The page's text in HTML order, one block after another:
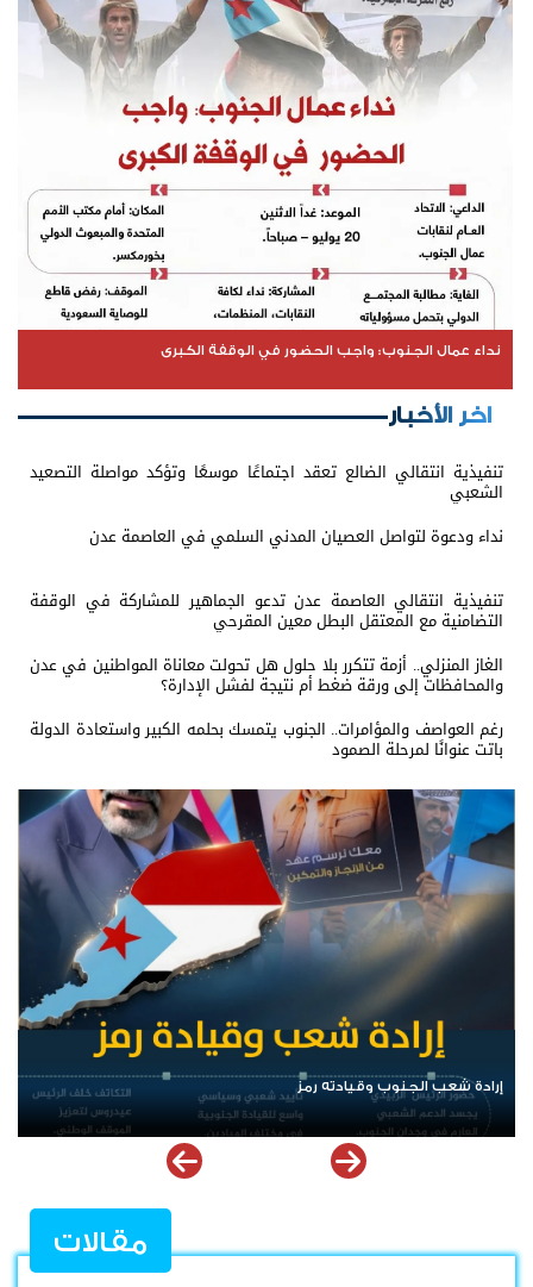
نداء عمال الجنوب: واجب الحضور في الوقفة الكبرى
اخر الأخبار
تنفيذية انتقالي الضالع تعقد اجتماعًا موسعًا وتؤكد مواصلة التصعيد
الشعبي
نداء ودعوة لتواصل العصيان المدني السلمي في العاصمة عدن
تنفيذية انتقالي العاصمة عدن تدعو الجماهير للمشاركة في الوقفة
التضامنية مع المعتقل البطل معين المقرحي
الغاز المنزلي.. أزمة تتكرر بلا حلول هل تحولت معاناة المواطنين في عدن
والمحافظات إلى ورقة ضغط أم نتيجة لفشل الإدارة؟
رغم العواصف والمؤامرات.. الجنوب يتمسك بحلمه الكبير واستعادة الدولة
باتت عنوانًا لمرحلة الصمود
الرئيس عيدروس الزُبيدي.. نبض الجنوب ورمز إرادته
مقالات